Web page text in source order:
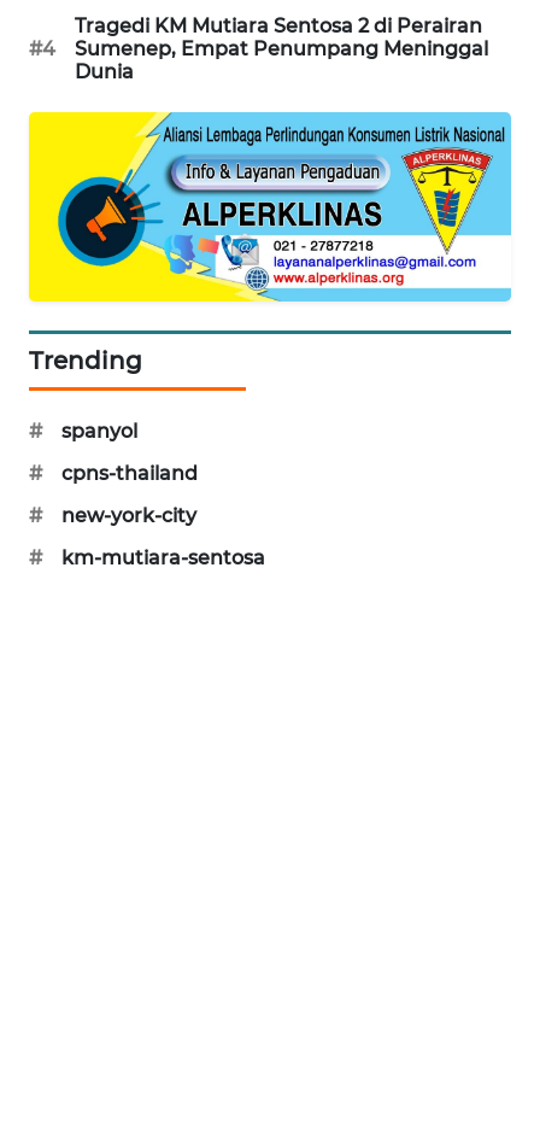
#4
Tragedi KM Mutiara Sentosa 2 di Perairan
Sumenep, Empat Penumpang Meninggal
Dunia
Trending
#
spanyol
#
cpns-thailand
#
new-york-city
#
km-mutiara-sentosa
WALINKI
ID
MARTABAT
NET
WATCH
MKLI
LPKKI
KOPEKLIN